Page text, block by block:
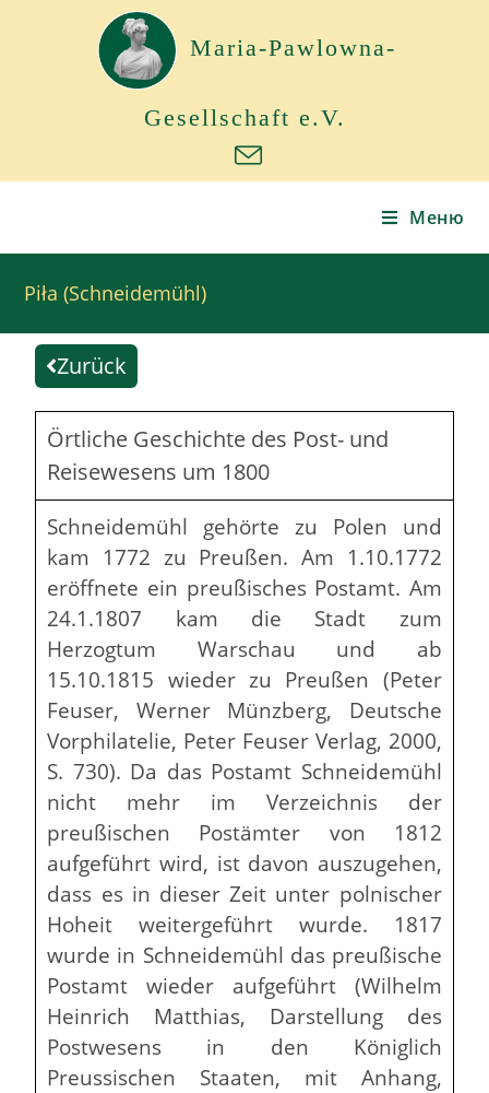
Maria-Pawlowna-
Gesellschaft e.V.
Меню
Piła (Schneidemühl)
Zurück
Örtliche Geschichte des Post- und
Reisewesens um 1800
Schneidemühl gehörte zu Polen und
kam 1772 zu Preußen. Am 1.10.1772
eröffnete ein preußisches Postamt. Am
24.1.1807 kam die Stadt zum
Herzogtum Warschau und ab
15.10.1815 wieder zu Preußen (Peter
Feuser, Werner Münzberg, Deutsche
Vorphilatelie, Peter Feuser Verlag, 2000,
S. 730). Da das Postamt Schneidemühl
nicht mehr im Verzeichnis der
preußischen Postämter von 1812
aufgeführt wird, ist davon auszugehen,
dass es in dieser Zeit unter polnischer
Hoheit weitergeführt wurde. 1817
wurde in Schneidemühl das preußische
Postamt wieder aufgeführt (Wilhelm
Heinrich Matthias, Darstellung des
Postwesens in den Königlich
Preussischen Staaten, mit Anhang,